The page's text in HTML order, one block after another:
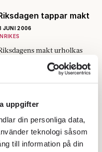
uppgifter
din personliga data,
teknologi såsom
till information på din
tappar makt
JUNI 2006
INRIKES
makt urholkas
under mandatperioden, som
avslutas i veckan. Skyll er
säger statsvetare.